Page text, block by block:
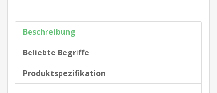
Beschreibung
Beliebte Begriffe
Produktspezifikation